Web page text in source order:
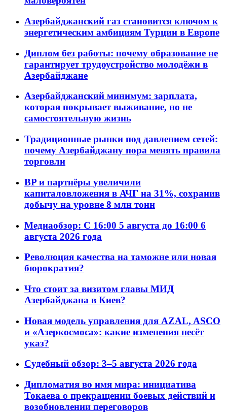
Азербайджанский газ становится ключом к
энергетическим амбициям Турции в Европе
Диплом без работы: почему образование не
гарантирует трудоустройство молодёжи в
Азербайджане
Азербайджанский минимум: зарплата,
которая покрывает выживание, но не
самостоятельную жизнь
Традиционные рынки под давлением сетей:
почему Азербайджану пора менять правила
торговли
BP и партнёры увеличили
капиталовложения в АЧГ на 31%, сохранив
добычу на уровне 8 млн тонн
Медиаобзор: С 16:00 5 августа до 16:00 6
августа 2026 года
Революция качества на таможне или новая
бюрократия?
Что стоит за визитом главы МИД
Азербайджана в Киев?
Новая модель управления для AZAL, ASCO
и «Азеркосмоса»: какие изменения несёт
указ?
Судебный обзор: 3–5 августа 2026 года
Дипломатия во имя мира: инициатива
Токаева о прекращении боевых действий и
возобновлении переговоров